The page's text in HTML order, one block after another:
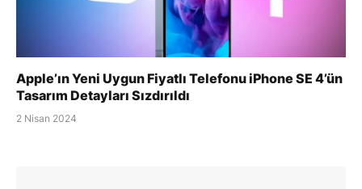
Apple’ın Yeni Uygun Fiyatlı Telefonu iPhone SE 4’ün
Tasarım Detayları Sızdırıldı
2 Nisan 2024